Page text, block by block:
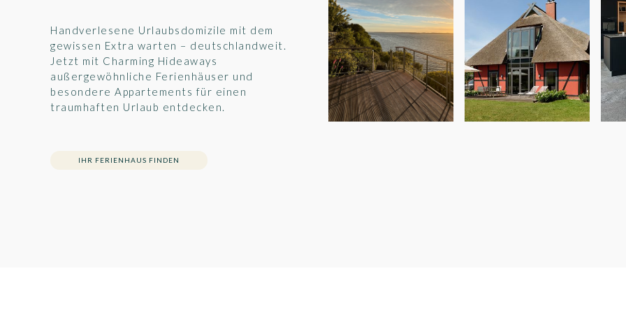
Handverlesene Urlaubsdomizile mit dem
gewissen Extra warten – deutschlandweit.
Jetzt mit Charming Hideaways
außergewöhnliche Ferienhäuser und
besondere Appartements für einen
traumhaften Urlaub entdecken.
IHR FERIENHAUS FINDEN
95,25%
Künstlerhaus am
Meer
ab 500,00 € / pro Nacht
94,50%
Büdnerhaus am
Bodden (EG)
ab 189,00 € / pro Nacht ab